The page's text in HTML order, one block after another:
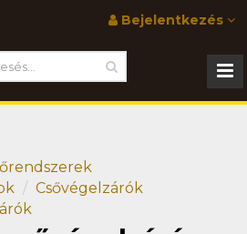
Bejelentkezés
Csővégelzárók